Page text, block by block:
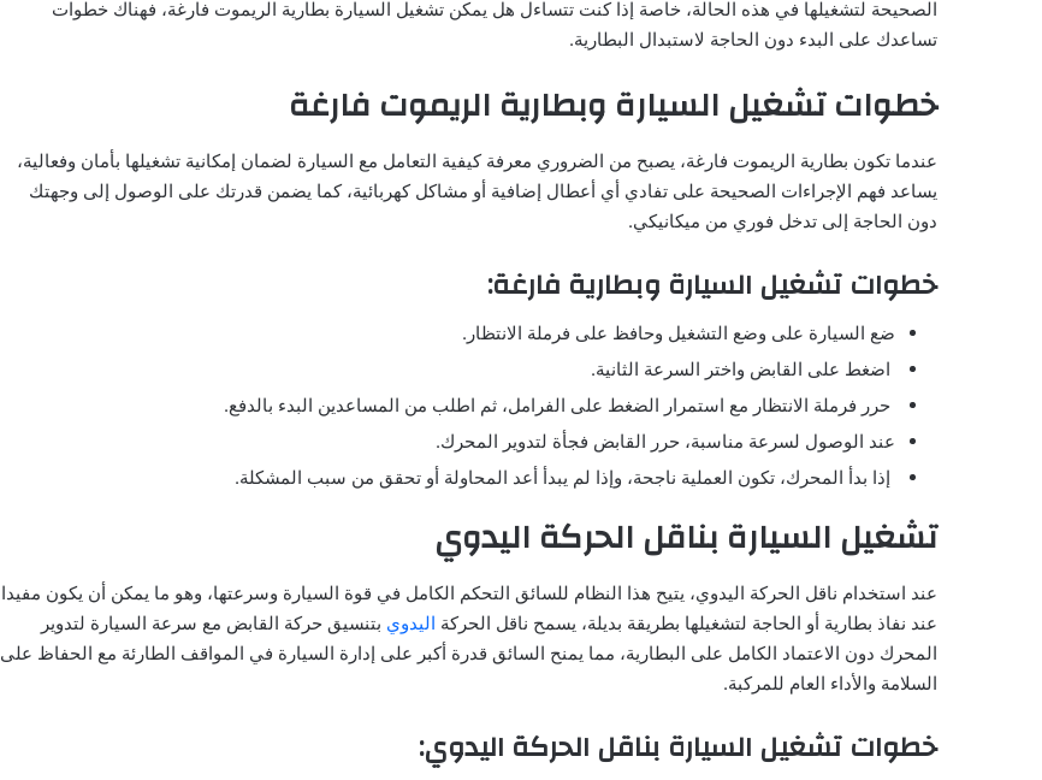
الصحيحة لتشغيلها في هذه الحالة، خاصة إذا كنت تتساءل هل يمكن تشغيل السيارة بطارية الريموت فارغة، فهناك خطوات
تساعدك على البدء دون الحاجة لاستبدال البطارية.
خطوات تشغيل السيارة وبطارية الريموت فارغة
عندما تكون بطارية الريموت فارغة، يصبح من الضروري معرفة كيفية التعامل مع السيارة لضمان إمكانية تشغيلها بأمان وفعالية،
يساعد فهم الإجراءات الصحيحة على تفادي أي أعطال إضافية أو مشاكل كهربائية، كما يضمن قدرتك على الوصول إلى وجهتك
دون الحاجة إلى تدخل فوري من ميكانيكي.
خطوات تشغيل السيارة وبطارية فارغة:
ضع السيارة على وضع التشغيل وحافظ على فرملة الانتظار.
اضغط على القابض واختر السرعة الثانية.
حرر فرملة الانتظار مع استمرار الضغط على الفرامل، ثم اطلب من المساعدين البدء بالدفع.
عند الوصول لسرعة مناسبة، حرر القابض فجأة لتدوير المحرك.
إذا بدأ المحرك، تكون العملية ناجحة، وإذا لم يبدأ أعد المحاولة أو تحقق من سبب المشكلة.
تشغيل السيارة بناقل الحركة اليدوي
عند استخدام ناقل الحركة اليدوي، يتيح هذا النظام للسائق التحكم الكامل في قوة السيارة وسرعتها، وهو ما يمكن أن يكون مفيدا
عند نفاذ بطارية أو الحاجة لتشغيلها بطريقة بديلة، يسمح ناقل الحركة اليدوي بتنسيق حركة القابض مع سرعة السيارة لتدوير
المحرك دون الاعتماد الكامل على البطارية، مما يمنح السائق قدرة أكبر على إدارة السيارة في المواقف الطارئة مع الحفاظ على
السلامة والأداء العام للمركبة.
خطوات تشغيل السيارة بناقل الحركة اليدوي: